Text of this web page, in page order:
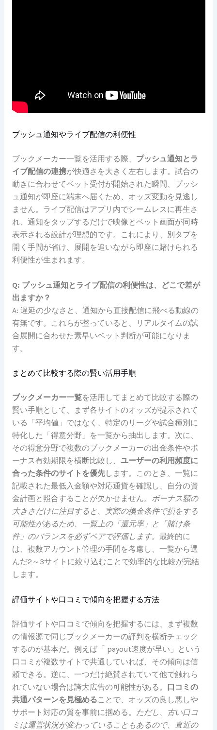
プッシュ通知やライブ配信の利便性
ブックメーカー一覧を活用する際、 プッシュ通知とラ
イブ配信の連携が快適さを大きく左右します。試合の
動きに合わせてベット受付が開始された瞬間、プッシ
ュ通知が即座に端末へ届くため、オッズ変動を見逃し
ません。ライブ配信はアプリ内でシームレスに再生さ
れ、通知をタップするだけで映像とベット画面が同時
表示される設計が理想的です。これにより、別タブを
開く手間が省け、展開を追いながら即座に賭けられる
利便性が生まれます。
Q: プッシュ通知とライブ配信の利便性は、どこで差が
出ますか？
A: 遅延の少なさと、通知から直接配信に飛べる動線の
有無です。これらが整っていると、リアルタイムの試
合展開に合わせた素早いベット判断が可能になりま
す。
まとめて比較する際の賢い活用手順
ブックメーカー一覧を活用してまとめて比較する際の
賢い手順として、まず各サイトのオッズが提示されて
いる「平均値」ではなく、特定のリーグや試合種別に
特化した「得意分野」を一覧から抽出します。次に、
その得意分野で複数のブックメーカーの出金条件やボ
ーナス有効期限を横断比較し、 ユーザーの利用頻度に
合った条件のサイトを優先します。このとき、一覧に
記載された最低入金額や対応通貨を確認し、自分の資
金計画と照合することが欠かせません。 ボーナス額の
大きさだけに注目すると、実際の換金条件で損をする
可能性があるため、一覧上の「還元率」と「賭け条
件」のバランスを必ずペアで評価します。 最終的に
は、複数アカウント管理の手間を考慮し、一覧から選
んだ2～3サイトに絞り込むことで効率的な比較が完結
します。
評価サイトや口コミで傾向を把握する方法
評価サイトや口コミで傾向を把握するには、まず複数
の情報源で同じブックメーカーの評判を横断チェック
するのが基本だ。例えば「 payout速度が早い」という
口コミが複数サイトで共通していれば、その傾向は信
頼できる。逆に、一つだけ絶賛されていて他で触れら
れていない場合は誇大広告の可能性がある。 口コミの
共通パターンを見極めることで、オッズの良し悪しや
サポート対応の質を事前に掴める。
ただし、古い口コ
ミは運営状況が変わっていることもあるので、直近の